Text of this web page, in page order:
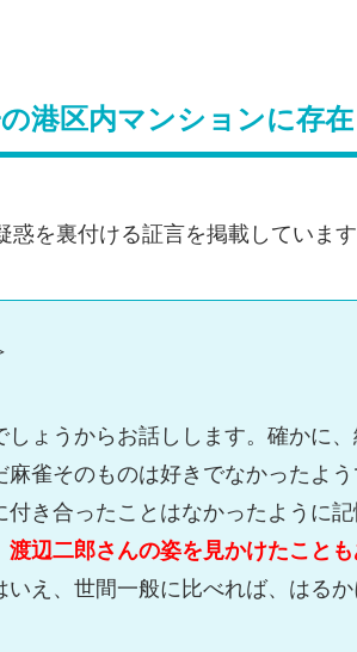
港区内マンションに存
惑を裏付ける証言を掲載しています
しょうからお話しします。確かに
麻雀そのものは好きでなかったよ
付き合ったことはなかったように
渡辺二郎さんの姿を見かけたこと
いえ、世間一般に比べれば、はる